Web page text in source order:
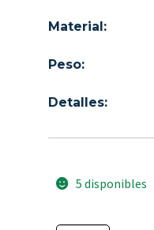
Material:
Peso:
Detalles:
5 disponibles